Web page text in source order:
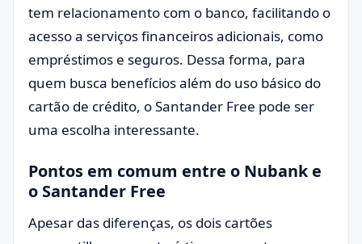
tem relacionamento com o banco, facilitando o
acesso a serviços financeiros adicionais, como
empréstimos e seguros. Dessa forma, para
quem busca benefícios além do uso básico do
cartão de crédito, o Santander Free pode ser
uma escolha interessante.
Pontos em comum entre o Nubank e
o Santander Free
Apesar das diferenças, os dois cartões